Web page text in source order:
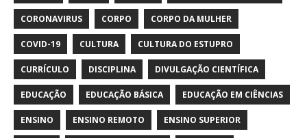
CORONAVIRUS CORPO CORPO DA MULHER
COVID-19 CULTURA CULTURA DO ESTUPRO
CURRÍCULO DISCIPLINA DIVULGAÇÃO CIENTÍFICA
EDUCAÇÃO EDUCAÇÃO BÁSICA EDUCAÇÃO EM CIÊNCIAS
ENSINO ENSINO REMOTO ENSINO SUPERIOR